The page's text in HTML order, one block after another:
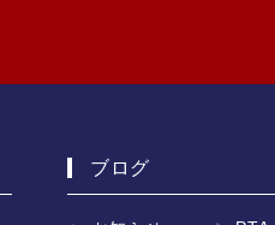
ブログ